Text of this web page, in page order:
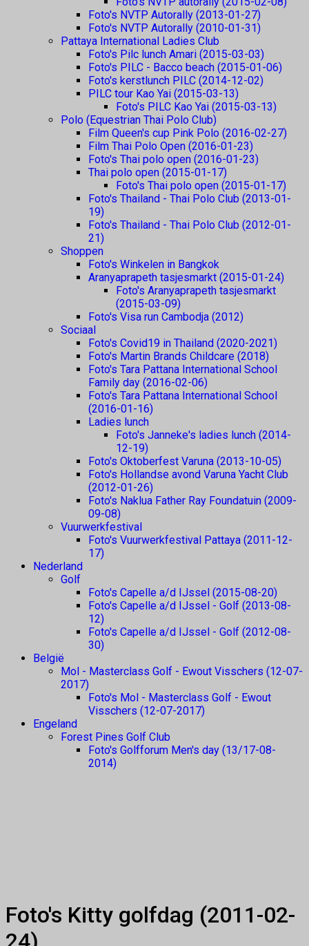
Foto's NVTP Autorally (2013-01-27)
Foto's NVTP Autorally (2010-01-31)
Pattaya International Ladies Club
Foto's Pilc lunch Amari (2015-03-03)
Foto's PILC - Bacco beach (2015-01-06)
Foto's kerstlunch PILC (2014-12-02)
PILC tour Kao Yai (2015-03-13)
Foto's PILC Kao Yai (2015-03-13)
Polo (Equestrian Thai Polo Club)
Film Queen's cup Pink Polo (2016-02-27)
Film Thai Polo Open (2016-01-23)
Foto's Thai polo open (2016-01-23)
Thai polo open (2015-01-17)
Foto's Thai polo open (2015-01-17)
Foto's Thailand - Thai Polo Club (2013-01-
19)
Foto's Thailand - Thai Polo Club (2012-01-
21)
Shoppen
Foto's Winkelen in Bangkok
Aranyaprapeth tasjesmarkt (2015-01-24)
Foto's Aranyaprapeth tasjesmarkt
(2015-03-09)
Foto's Visa run Cambodja (2012)
Sociaal
Foto's Covid19 in Thailand (2020-2021)
Foto's Martin Brands Childcare (2018)
Foto's Tara Pattana International School
Family day (2016-02-06)
Foto's Tara Pattana International School
(2016-01-16)
Ladies lunch
Foto's Janneke's ladies lunch (2014-
12-19)
Foto's Oktoberfest Varuna (2013-10-05)
Foto's Hollandse avond Varuna Yacht Club
(2012-01-26)
Foto's Naklua Father Ray Foundatuin (2009-
09-08)
Vuurwerkfestival
Foto's Vuurwerkfestival Pattaya (2011-12-
17)
Nederland
Golf
Foto's Capelle a/d IJssel (2015-08-20)
Foto's Capelle a/d IJssel - Golf (2013-08-
12)
Foto's Capelle a/d IJssel - Golf (2012-08-
30)
België
Mol - Masterclass Golf - Ewout Visschers (12-07-
2017)
Foto's Mol - Masterclass Golf - Ewout
Visschers (12-07-2017)
Engeland
Forest Pines Golf Club
Foto's Golfforum Men's day (13/17-08-
2014)
Foto's Kitty golfdag (2011-02-